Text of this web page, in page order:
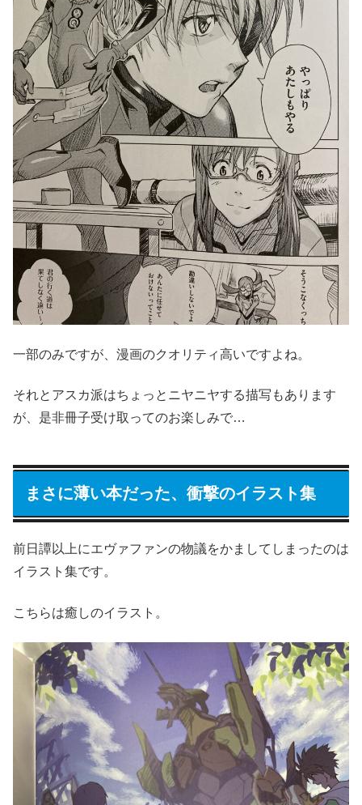
一部のみですが、漫画のクオリティ高いですよね。
それとアスカ派はちょっとニヤニヤする描写もあります
が、是非冊子受け取ってのお楽しみで…
まさに薄い本だった、衝撃のイラスト集
前日譚以上にエヴァファンの物議をかましてしまったのは
イラスト集です。
こちらは癒しのイラスト。